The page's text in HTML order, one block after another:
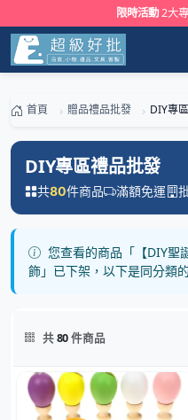
限時活動 2大
首頁 贈品禮品批發 DIY專
DIY專區禮品批發
共80件商品 滿額免運
您查看的商品「【DIY聖
飾」已下架，以下是同分類
共80件商品